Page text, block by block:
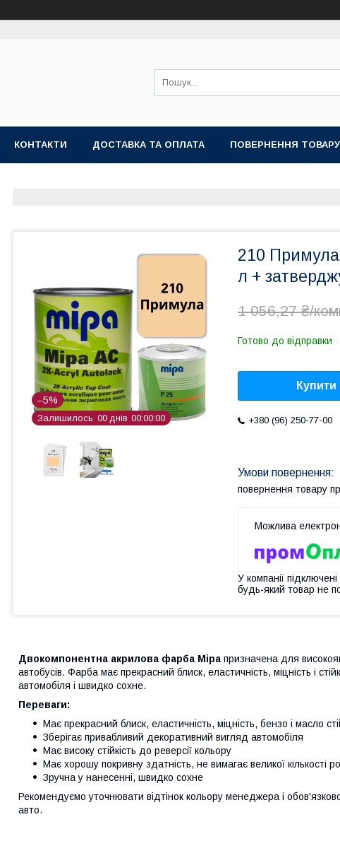
КОНТАКТИ ДОСТАВКА ТА ОПЛАТА ПОВЕРНЕННЯ ТОВАРУ
–5%
Залишилось 00 днів 00 00 00
210
л +
1 056,27 ₴/
Готово до відправки
Купити
+380 (96) 250-77-00
повернення товару
У компанії
будь-який товар не
Двокомпонентна акрилова фарба Mipa призначена для
автобусів. Фарба має прекрасний блиск, еластичність, міцність і
автомобіля і швидко сохне.
Переваги:
Має прекрасний блиск, еластичність, міцність, бензо і масло
Зберігає привабливий декоративний вигляд автомобіля
Має високу стійкість до реверсії кольору
Має хорошу покривну здатність, не вимагає великої кількості
Зручна у нанесенні, швидко сохне
Рекомендуємо уточнювати відтінок кольору менеджера і
авто.